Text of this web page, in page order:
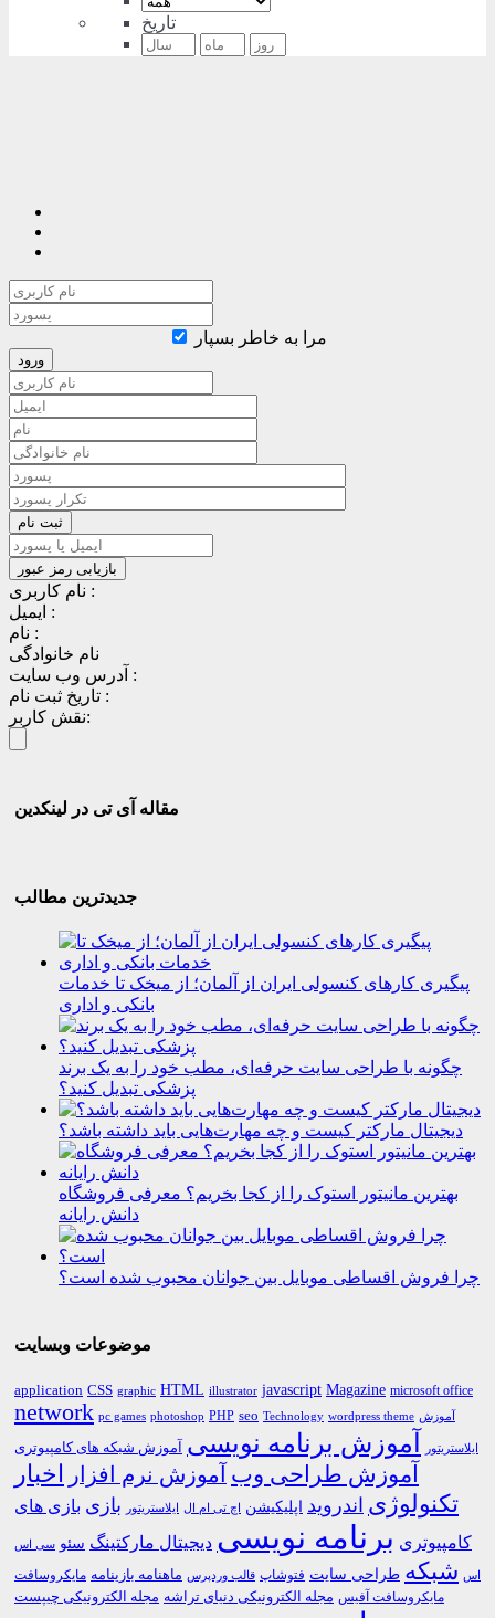
تاریخ
مرا به خاطر بسپار
نام کاربری :
ایمیل :
نام :
نام خانوادگی
آدرس وب سایت :
تاریخ ثبت نام :
نقش کاربر:
مقاله آی تی در لینکدین
جدیدترین مطالب
پیگیری کارهای کنسولی ایران از آلمان؛ از میخک تا خدمات
بانکی و اداری
چگونه با طراحی سایت حرفه‌ای، مطب خود را به یک برند
پزشکی تبدیل کنید؟
دیجیتال مارکتر کیست و چه مهارت‌هایی باید داشته باشد؟
بهترین مانیتور استوک را از کجا بخریم؟ معرفی فروشگاه
دانش رایانه
چرا فروش اقساطی موبایل بین جوانان محبوب شده است؟
موضوعات وبسایت
application CSS graphic HTML illustrator javascript Magazine microsoft office
network pc games photoshop PHP seo Technology wordpress theme آموزش
ایلاستریتور آموزش برنامه نویسی آموزش شبکه های کامپیوتری
آموزش طراحی وب آموزش نرم افزار اخبار
تکنولوژی اندروید اپلیکیشن اچ تی ام ال ایلاستریتور بازی بازی های
کامپیوتری برنامه نویسی دیجیتال مارکتینگ سئو سی اس
اس شبکه طراحی سایت فتوشاپ قالب وردپرس ماهنامه بازینامه مایکروسافت
مایکروسافت آفیس مجله الکترونیکی دنیای تراشه مجله الکترونیکی چیپست